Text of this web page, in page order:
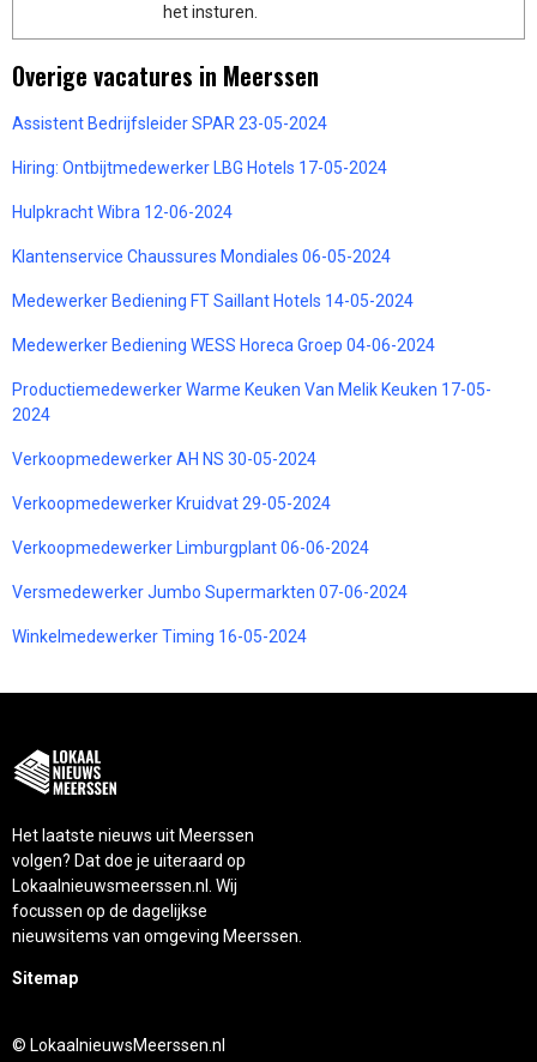
het insturen.
Overige vacatures in Meerssen
Assistent Bedrijfsleider SPAR 23-05-2024
Hiring: Ontbijtmedewerker LBG Hotels 17-05-2024
Hulpkracht Wibra 12-06-2024
Klantenservice Chaussures Mondiales 06-05-2024
Medewerker Bediening FT Saillant Hotels 14-05-2024
Medewerker Bediening WESS Horeca Groep 04-06-2024
Productiemedewerker Warme Keuken Van Melik Keuken 17-05-
2024
Verkoopmedewerker AH NS 30-05-2024
Verkoopmedewerker Kruidvat 29-05-2024
Verkoopmedewerker Limburgplant 06-06-2024
Versmedewerker Jumbo Supermarkten 07-06-2024
Winkelmedewerker Timing 16-05-2024
Het laatste nieuws uit Meerssen
volgen? Dat doe je uiteraard op
Lokaalnieuwsmeerssen.nl. Wij
focussen op de dagelijkse
nieuwsitems van omgeving Meerssen.
Sitemap
© LokaalnieuwsMeerssen.nl